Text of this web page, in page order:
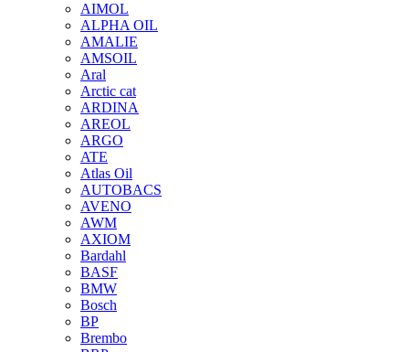
AIMOL
ALPHA OIL
AMALIE
AMSOIL
Aral
Arctic cat
ARDINA
AREOL
ARGO
ATE
Atlas Oil
AUTOBACS
AVENO
AWM
AXIOM
Bardahl
BASF
BMW
Bosch
BP
Brembo